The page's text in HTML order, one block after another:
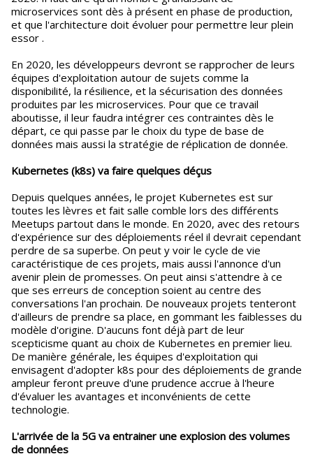
microservices sont dès à présent en phase de production,
et que l'architecture doit évoluer pour permettre leur plein
essor .
En 2020, les développeurs devront se rapprocher de leurs
équipes d'exploitation autour de sujets comme la
disponibilité, la résilience, et la sécurisation des données
produites par les microservices. Pour que ce travail
aboutisse, il leur faudra intégrer ces contraintes dès le
départ, ce qui passe par le choix du type de base de
données mais aussi la stratégie de réplication de donnée.
Kubernetes (k8s) va faire quelques déçus
Depuis quelques années, le projet Kubernetes est sur
toutes les lèvres et fait salle comble lors des différents
Meetups partout dans le monde. En 2020, avec des retours
d'expérience sur des déploiements réel il devrait cependant
perdre de sa superbe. On peut y voir le cycle de vie
caractéristique de ces projets, mais aussi l'annonce d'un
avenir plein de promesses. On peut ainsi s'attendre à ce
que ses erreurs de conception soient au centre des
conversations l'an prochain. De nouveaux projets tenteront
d'ailleurs de prendre sa place, en gommant les faiblesses du
modèle d'origine. D'aucuns font déjà part de leur
scepticisme quant au choix de Kubernetes en premier lieu.
De manière générale, les équipes d'exploitation qui
envisagent d'adopter k8s pour des déploiements de grande
ampleur feront preuve d'une prudence accrue à l'heure
d'évaluer les avantages et inconvénients de cette
technologie.
L'arrivée de la 5G va entrainer une explosion des volumes
de données